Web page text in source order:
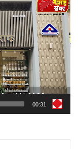
00:31